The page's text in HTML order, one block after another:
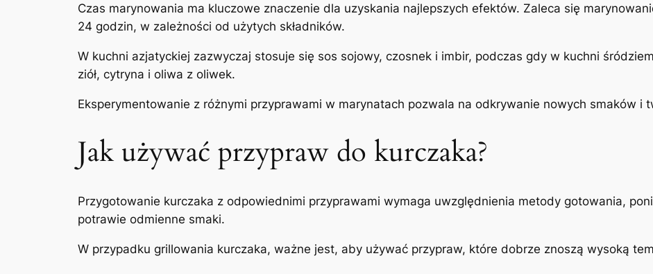
Czas marynowania ma kluczowe znaczenie dla uzyskania najlepszych efektów. Zaleca się
24 godzin, w zależności od użytych składników.
W kuchni azjatyckiej zazwyczaj stosuje się sos sojowy, czosnek i imbir, podczas gdy w kuchni
ziół, cytryna i oliwa z oliwek.
Eksperymentowanie z różnymi przyprawami w marynatach pozwala na odkrywanie nowych smaków i
Jak używać przypraw do kurczaka?
Przygotowanie kurczaka z odpowiednimi przyprawami wymaga uwzględnienia metody gotowania,
potrawie odmienne smaki.
W przypadku grillowania kurczaka, ważne jest, aby używać przypraw, które dobrze znoszą wysoką